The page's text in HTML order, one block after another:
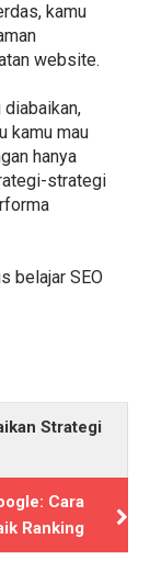
kamu
website.
kamu mau
hanya
strategi
belajar SEO
Strategi
Cara
Ranking